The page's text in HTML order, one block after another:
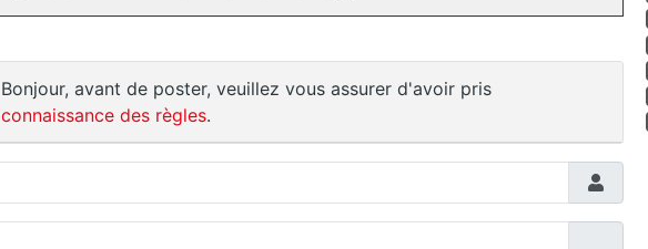
Bonjour, avant de poster, veuillez vous assurer d'avoir pris
connaissance des règles.